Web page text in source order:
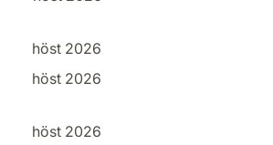
höst 2026
höst 2026
höst 2026